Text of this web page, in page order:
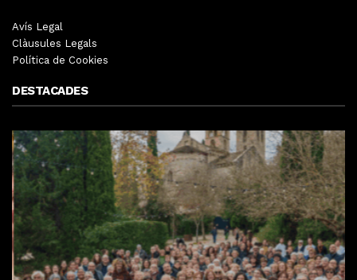
Avís Legal
Clàusules Legals
Política de Cookies
DESTACADES